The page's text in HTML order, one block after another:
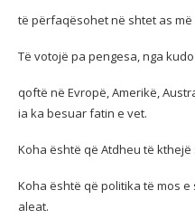
të përfaqësohet në shtet as
Të votojë pa pengesa, nga
qoftë në Evropë, Amerikë,
ia ka besuar fatin e vet.
Koha është që Atdheu të
Koha është që politika të mos
aleat.